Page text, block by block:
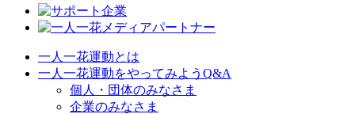
一人一花運動とは
一人一花運動をやってみようQ&A
個人・団体のみなさま
企業のみなさま